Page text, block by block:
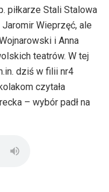
piłkarze Stali Stalowa
Wieprzęć, ale
i Anna
teatrów. W tej
dziś w filii nr4
czytała
– wybór padł na